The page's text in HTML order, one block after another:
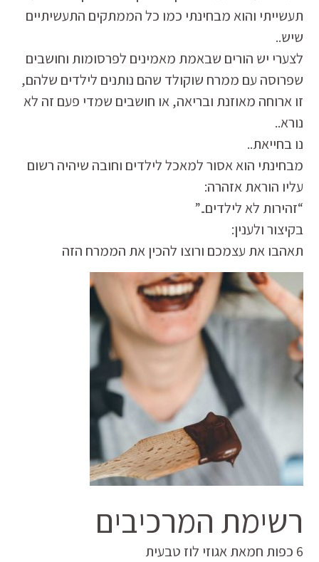
תעשייתי והוא מבחינתי כמו כל הממתקים התעשיתיים
שיש..
לצערי יש הורים שבאמת מאמינים לפרסומות וחושבים
שפרוסה עם ממרח שוקולד שהם נותנים לילדים שלהם,
זו ארוחה מאוזנת ובריאה, או חושבים שמדי פעם זה לא
נורא..
נו בחייאת..
מבחינתי הוא אסור למאכל לילדים וחובה שיהיה רשום
עליו הוראת אזהרה:
“זהירות לא לילדים..”
בקיצור ולענין:
תאהבו את עצמכם ורוצו להכין את הממרח הזה
רשימת המרכיבים
6 כפות חמאת אגוזי לוז טבעית